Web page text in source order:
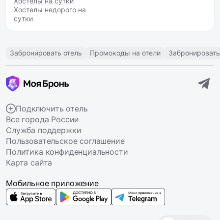
Хостелы недорого на
сутки
Забронировать отель Промокоды на отели
Подключить отель
Все города России
Служба поддержки
Пользовательское соглашение
Политика конфиденциальности
Карта сайта
Мобильное приложение